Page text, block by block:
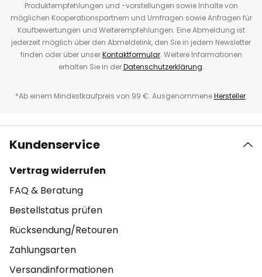
Produktempfehlungen und -vorstellungen sowie Inhalte von
möglichen Kooperationspartnern und Umfragen sowie Anfragen für
Kaufbewertungen und Weiterempfehlungen. Eine Abmeldung ist
jederzeit möglich über den Abmeldelink, den Sie in jedem Newsletter
finden oder über unserKontaktformular. Weitere Informationen
erhalten Sie in derDatenschutzerklärung.
*Ab einem Mindestkaufpreis von 99 €. AusgenommeneHersteller.
Kundenservice
Vertrag widerrufen
FAQ & Beratung
Bestellstatus prüfen
Rücksendung/Retouren
Zahlungsarten
Versandinformationen